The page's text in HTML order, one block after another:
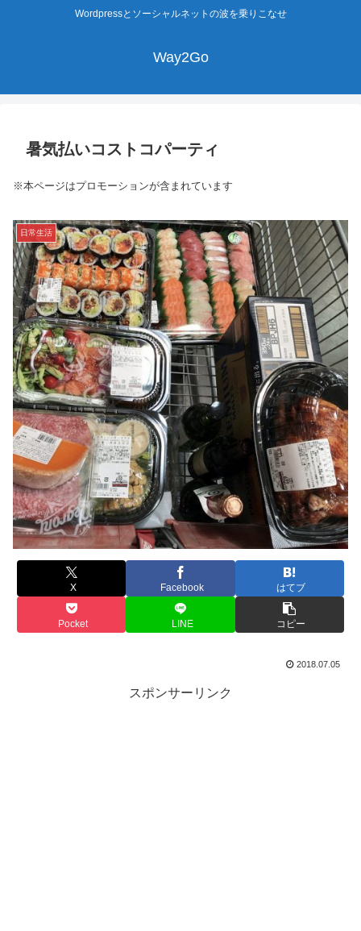
Wordpressとソーシャルネットの波を乗りこなせ
Way2Go
暑気払いコストコパーティ
※本ページはプロモーションが含まれています
日常生活
X Facebook はてブ
Pocket LINE コピー
2018.07.05
スポンサーリンク